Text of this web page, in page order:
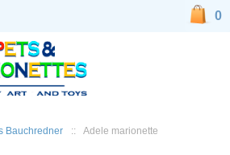
Bauchredner ::
Adele marionette
0